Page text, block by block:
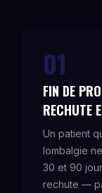
01
FIN DE
RECHUTE
Un patient
lombalgie
30 et 90
rechute —